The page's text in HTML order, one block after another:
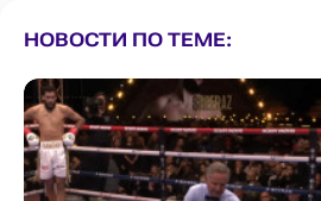
НОВОСТИ ПО ТЕМЕ: